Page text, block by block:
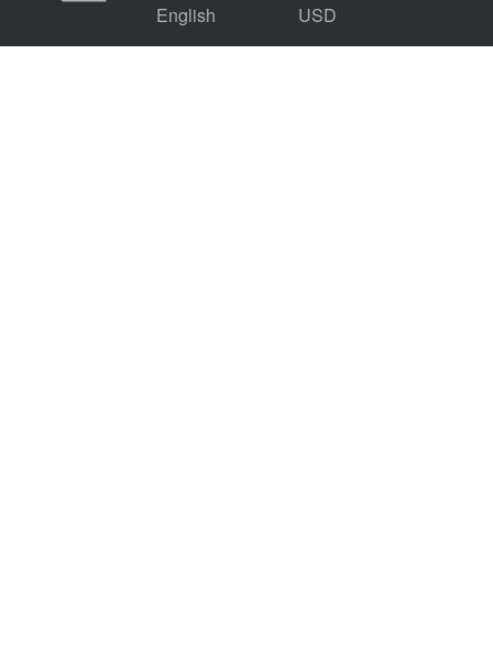
English
USD